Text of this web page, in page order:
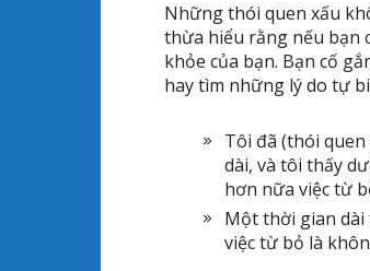
Những thói quen xấu
thừa hiểu rằng nếu bạn
khỏe của bạn. Bạn cố
hay tìm những lý do tự
Tôi đã (thói
dài, và tôi thấy
hơn nữa việc từ
Một thời gian dài
việc từ bỏ là